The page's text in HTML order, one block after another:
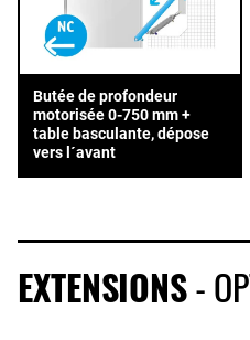
Butée de profondeur
motorisée 0-750 mm +
table basculante, dépose
vers l´avant
EXTENSIONS-